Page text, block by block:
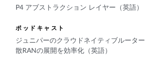
P4 アブストラクション レイヤー（英語）
ポッドキャスト
ジュニパーのクラウドネイティブルータ
散RANの展開を効率化（英語）